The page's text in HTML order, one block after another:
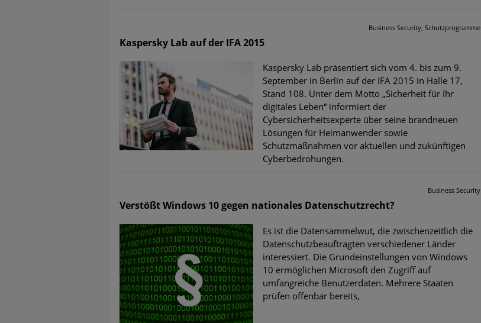
Business Security, Schutzprogramme
Kaspersky Lab auf der IFA 2015
Kaspersky Lab präsentiert sich vom 4. bis zum 9.
September in Berlin auf der IFA 2015 in Halle 17,
Stand 108. Unter dem Motto „Sicherheit für Ihr
digitales Leben“ informiert der
Cybersicherheitsexperte über seine brandneuen
Lösungen für Heimanwender sowie
Schutzmaßnahmen vor aktuellen und zukünftigen
Cyberbedrohungen.
Business Security
Verstößt Windows 10 gegen nationales Datenschutzrecht?
Es ist die Datensammelwut, die zwischenzeitlich die
Datenschutzbeauftragten verschiedener Länder
interessiert. Die Grundeinstellungen von Windows
10 ermöglichen Microsoft den Zugriff auf
umfangreiche Benutzerdaten. Mehrere Staaten
prüfen offenbar bereits,